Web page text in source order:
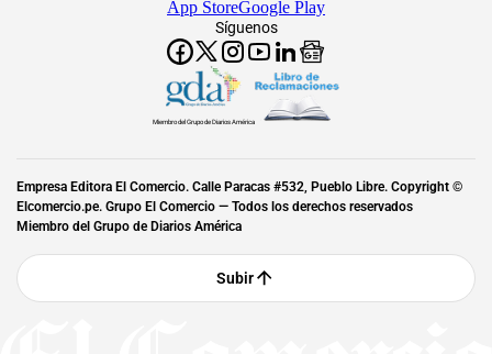
Síguenos
App StoreGoogle Play
Miembro del Grupo de Diarios América
Empresa Editora El Comercio. Calle Paracas #532, Pueblo Libre. Copyright ©
Elcomercio.pe. Grupo El Comercio — Todos los derechos reservados
Miembro del Grupo de Diarios América
Subir